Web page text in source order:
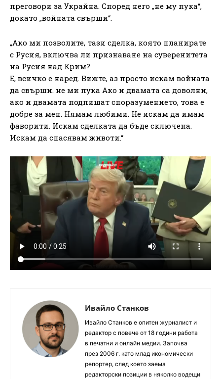
преговори за Украйна. Според него „не му пука“,
докато „войната свърши“.
„Ако ми позволите, тази сделка, която планирате
с Русия, включва ли признаване на суверенитета
на Русия над Крим?
Е, всичко е наред. Вижте, аз просто искам войната
да свърши. не ми пука Ако и двамата са доволни,
ако и двамата подпишат споразумението, това е
добре за мен. Нямам любими. Не искам да имам
фаворити. Искам сделката да бъде сключена.
Искам да спасявам животи.“
Ивайло Станков
Ивайло Станков е опитен журналист и
редактор с повече от 18 години работа
в печатни и онлайн медии. Започва
през 2006 г. като млад икономически
репортер, след което заема
редакторски позиции в няколко водещи